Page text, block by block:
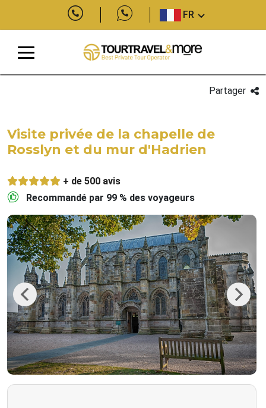
FR
Partager
Visite privée de la chapelle de
Rosslyn et du mur d'Hadrien
+ de 500 avis
Recommandé par 99 % des voyageurs
Previous Next